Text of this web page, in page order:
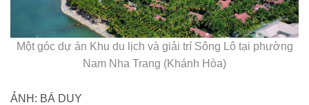
Một góc dự án Khu du lịch và giải trí Sông Lô tại phường
Nam Nha Trang (Khánh Hòa)
ẢNH: BÁ DUY